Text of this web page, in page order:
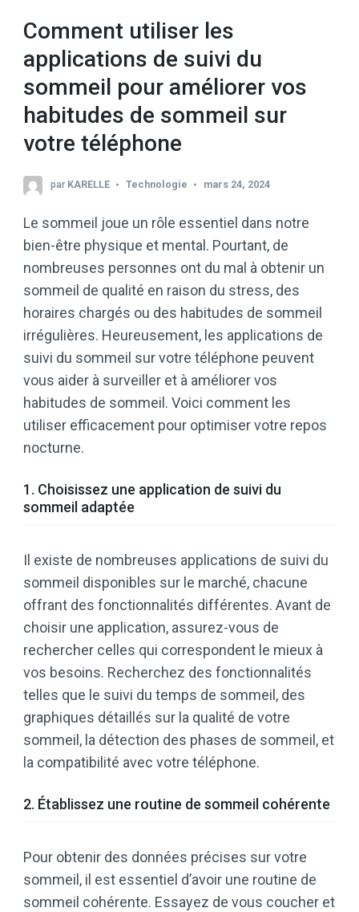
Comment utiliser les
applications de suivi du
sommeil pour améliorer vos
habitudes de sommeil sur
votre téléphone
par KARELLE Technologie mars 24, 2024
Le sommeil joue un rôle essentiel dans notre
bien-être physique et mental. Pourtant, de
nombreuses personnes ont du mal à obtenir un
sommeil de qualité en raison du stress, des
horaires chargés ou des habitudes de sommeil
irrégulières. Heureusement, les applications de
suivi du sommeil sur votre téléphone peuvent
vous aider à surveiller et à améliorer vos
habitudes de sommeil. Voici comment les
utiliser efficacement pour optimiser votre repos
nocturne.
1. Choisissez une application de suivi du
sommeil adaptée
Il existe de nombreuses applications de suivi du
sommeil disponibles sur le marché, chacune
offrant des fonctionnalités différentes. Avant de
choisir une application, assurez-vous de
rechercher celles qui correspondent le mieux à
vos besoins. Recherchez des fonctionnalités
telles que le suivi du temps de sommeil, des
graphiques détaillés sur la qualité de votre
sommeil, la détection des phases de sommeil, et
la compatibilité avec votre téléphone.
2. Établissez une routine de sommeil cohérente
Pour obtenir des données précises sur votre
sommeil, il est essentiel d’avoir une routine de
sommeil cohérente. Essayez de vous coucher et